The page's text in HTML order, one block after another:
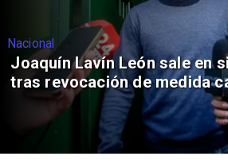
Nacional
Joaquín Lavín León sale en
tras revocación de medida